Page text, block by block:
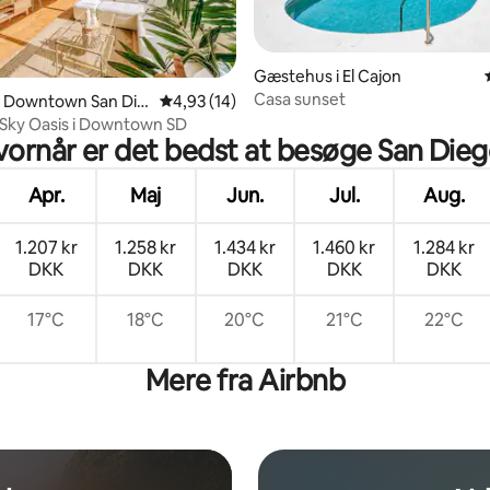
bedømmelse, 13 omtaler
Downtown San Die
4,93 ud af 5 i gennemsnitlig bedømmelse,
4,93 (14)
Oasis i Downtown SD
Gæstehus i El Cajon
Casa sunset
er det bedst at besøge San
Apr. Maj Jun. Jul. Aug.
1.207 kr
DKK
1.258 kr
DKK
1.434 kr
DKK
1.460 kr
DKK
1.284 kr
DKK
17°C 18°C 20°C 21°C 22°C
Mere fra Airbnb